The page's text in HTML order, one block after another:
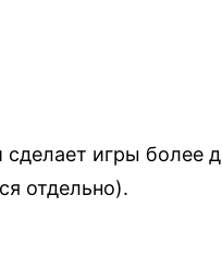
игры
отдельно).